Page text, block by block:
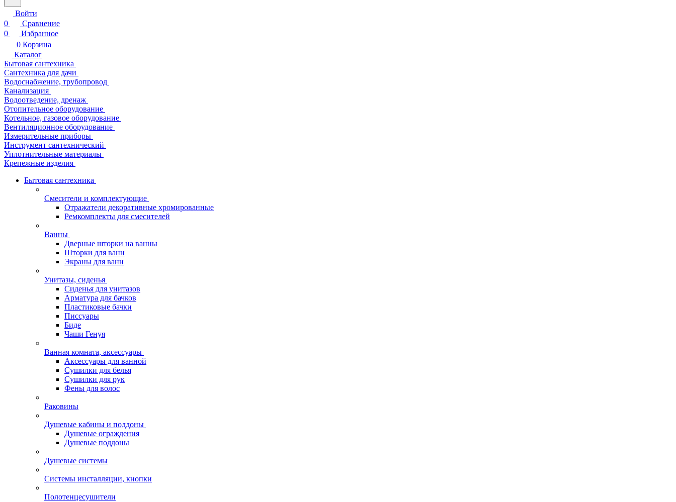
Войти
0
Сравнение
0
Избранное
0 Корзина
Каталог
Бытовая сантехника
Сантехника для дачи
Водоснабжение, трубопровод
Канализация
Водоотведение, дренаж
Отопительное оборудование
Котельное, газовое оборудование
Вентиляционное оборудование
Измерительные приборы
Инструмент сантехнический
Уплотнительные материалы
Крепежные изделия
Бытовая сантехника
Смесители и комплектующие
Отражатели декоративные хромированные
Ремкомплекты для смесителей
Ванны
Дверные шторки на ванны
Шторки для ванн
Экраны для ванн
Унитазы, сиденья
Сиденья для унитазов
Арматура для бачков
Пластиковые бачки
Писсуары
Биде
Чаши Генуя
Ванная комната, аксессуары
Аксессуары для ванной
Сушилки для белья
Сушилки для рук
Фены для волос
Раковины
Душевые кабины и поддоны
Душевые ограждения
Душевые поддоны
Душевые системы
Системы инсталляции, кнопки
Полотенцесушители